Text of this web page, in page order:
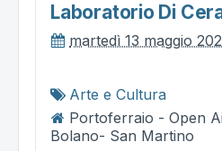
Laboratorio Di
martedì 13 maggio
Arte e Cultura
Portoferraio - Open
Bolano- San Martino